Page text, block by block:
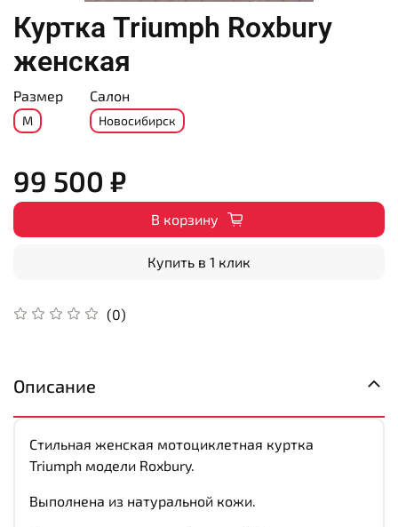
Куртка Triumph Roxbury
женская
(0)
Размер
M
Салон
Новосибирск
99 500 ₽
В корзину
Купить в 1 клик
Описание
Стильная женская мотоциклетная куртка
Triumph модели Roxbury.
Выполнена из натуральной кожи.